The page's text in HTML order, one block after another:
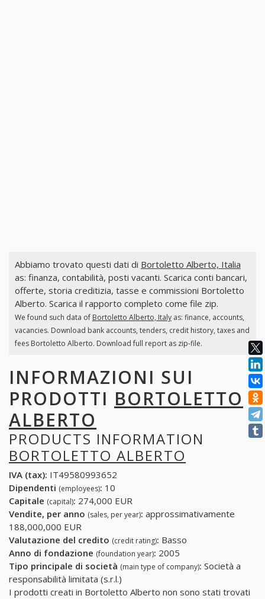
Abbiamo trovato questi dati di Bortoletto Alberto, Italia
as: finanza, contabilità, posti vacanti. Scarica conti bancari,
offerte, storia creditizia, tasse e commissioni Bortoletto
Alberto. Scarica il rapporto completo come file zip.
We found such data of Bortoletto Alberto, Italyas: finance, accounts,
vacancies. Download bank accounts, tenders, credit history, taxes and
fees Bortoletto Alberto. Download full report as zip-file.
INFORMAZIONI SUI
PRODOTTI BORTOLETTO
ALBERTO
PRODUCTS INFORMATION
BORTOLETTO ALBERTO
IVA (tax): IT49580993652
Dipendenti (employees): 10
Capitale (capital): 274,000 EUR
Vendite, per anno (sales, per year): approssimativamente
188,000,000 EUR
Valutazione del credito (credit rating): Basso
Anno di fondazione (foundation year): 2005
Tipo principale di società (main type of company): Società a
responsabilità limitata (s.r.l.)
I prodotti creati in Bortoletto Alberto non sono stati trovati